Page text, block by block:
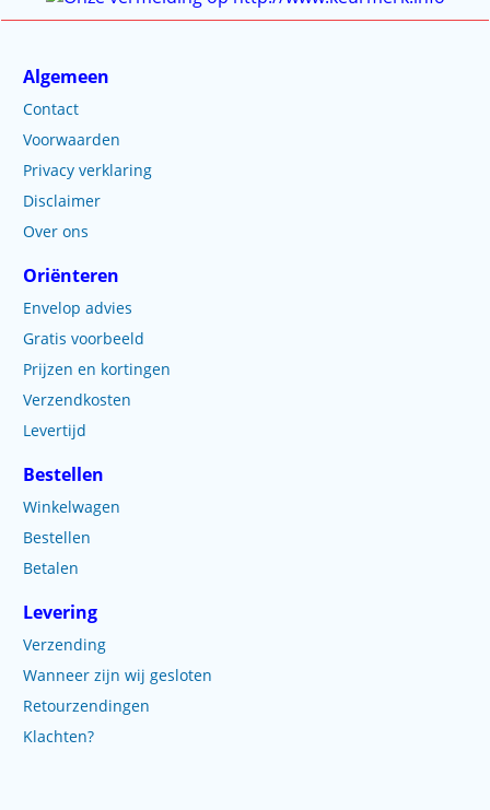
Algemeen
Contact
Voorwaarden
Privacy verklaring
Disclaimer
Over ons
Oriënteren
Envelop advies
Gratis voorbeeld
Prijzen en kortingen
Verzendkosten
Levertijd
Bestellen
Winkelwagen
Bestellen
Betalen
Levering
Verzending
Wanneer zijn wij gesloten
Retourzendingen
Klachten?